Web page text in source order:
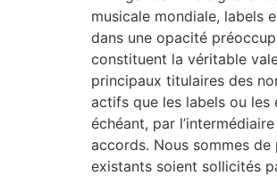
musicale mondiale, labels
dans une opacité
constituent la véritable
principaux titulaires des
actifs que les labels ou les
échéant, par
accords. Nous sommes de
existants soient sollicités